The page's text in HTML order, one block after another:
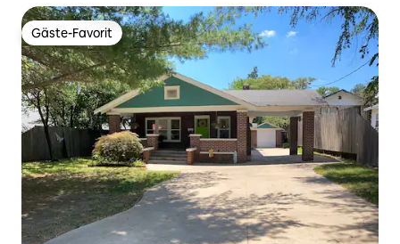
Gäste-Favorit
Gäste-Favorit